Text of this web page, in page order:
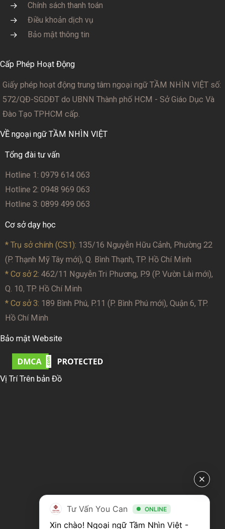
Chính sách thanh toán
Điều khoản dịch vụ
Bảo mật thông tin
Cấp Phép Hoạt Động
Giấy phép hoạt động trung tâm ngoại ngữ TẦM NHÌN VIỆT số:
572/QĐ-SGDĐT do UBNN Thành phố HCM - Sở Giáo Dục Và
Đào Tạo TPHCM cấp.
VỀ ngoại ngữ TẦM NHÌN VIỆT
Tổng đài tư vấn
Hotline 1: 0979 614 063
Hotline 2: 0948 969 063
Hotline 3: 0899 499 063
Cơ sở dạy học
* Trụ sở chính (CS1): 135/16 Nguyễn Hữu Cảnh, Phường 22
(P. Thạnh Mỹ Tây mới), Q. Bình Thạnh, TP. Hồ Chí Minh
* Cơ sở 2: 462/11 Nguyễn Tri Phương, P.9 (P. Vườn Lài mới),
Q. 10, TP. Hồ Chí Minh
* Cơ sở 3: 189 Bình Phú, P.11 (P. Bình Phú mới), Quận 6, TP.
Hồ Chí Minh
Bảo mật Website
Vị Trí Trên bản Đồ
Tư Vấn You Can ONLINE
Xin chào! Ngoại ngữ Tầm Nhìn Việt -